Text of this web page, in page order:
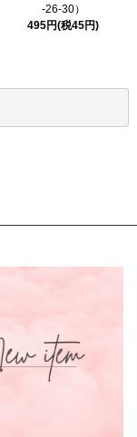
-26-30）
495円(税45円)